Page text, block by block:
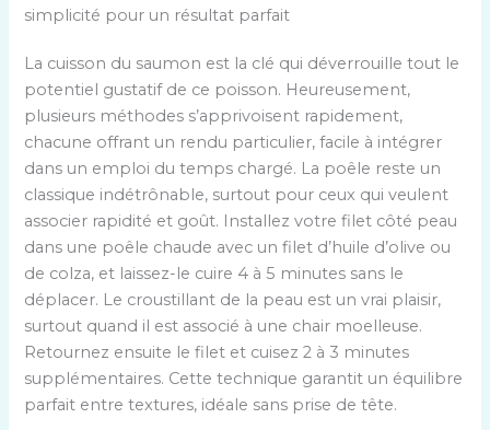
simplicité pour un résultat parfait
La cuisson du saumon est la clé qui déverrouille tout le
potentiel gustatif de ce poisson. Heureusement,
plusieurs méthodes s’apprivoisent rapidement,
chacune offrant un rendu particulier, facile à intégrer
dans un emploi du temps chargé. La poêle reste un
classique indétrônable, surtout pour ceux qui veulent
associer rapidité et goût. Installez votre filet côté peau
dans une poêle chaude avec un filet d’huile d’olive ou
de colza, et laissez-le cuire 4 à 5 minutes sans le
déplacer. Le croustillant de la peau est un vrai plaisir,
surtout quand il est associé à une chair moelleuse.
Retournez ensuite le filet et cuisez 2 à 3 minutes
supplémentaires. Cette technique garantit un équilibre
parfait entre textures, idéale sans prise de tête.